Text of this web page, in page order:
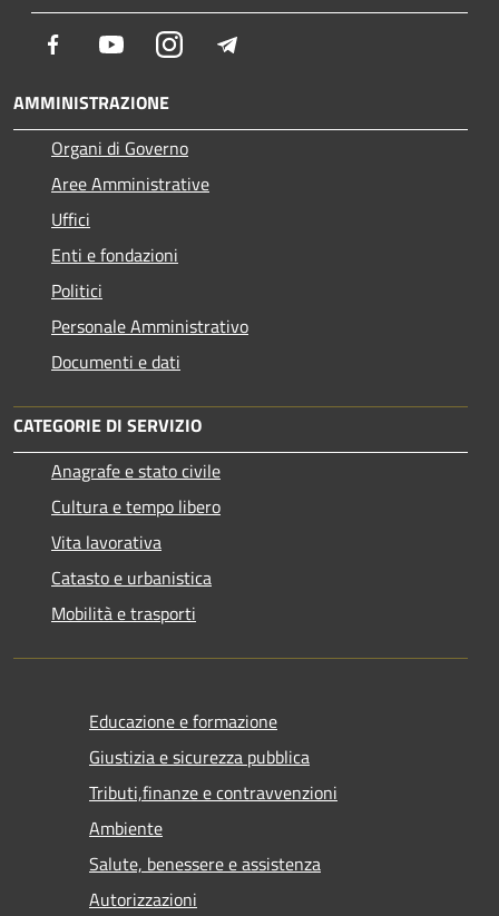
Facebook YoutubeInstagram
AMMINISTRAZIONE
Organi di Governo
Aree Amministrative
Uffici
Enti e fondazioni
Politici
Personale Amministrativo
Documenti e dati
CATEGORIE DI SERVIZIO
Anagrafe e stato civile
Cultura e tempo libero
Vita lavorativa
Catasto e urbanistica
Mobilità e trasporti
Educazione e formazione
Giustizia e sicurezza pubblica
Tributi,finanze e contravvenzioni
Ambiente
Salute, benessere e assistenza
Autorizzazioni